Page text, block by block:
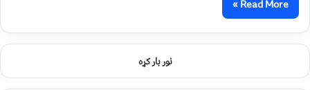
Read More »
نور بار کړه